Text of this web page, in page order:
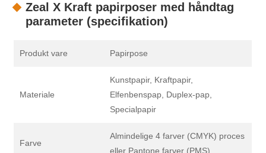
Zeal X Kraft papirposer med håndtag
parameter (specifikation)
Produkt vare Papirpose
Materiale
Kunstpapir, Kraftpapir,
Elfenbenspap, Duplex-pap,
Specialpapir
Farve
Almindelige 4 farver (CMYK) proces
eller Pantone farver (PMS)